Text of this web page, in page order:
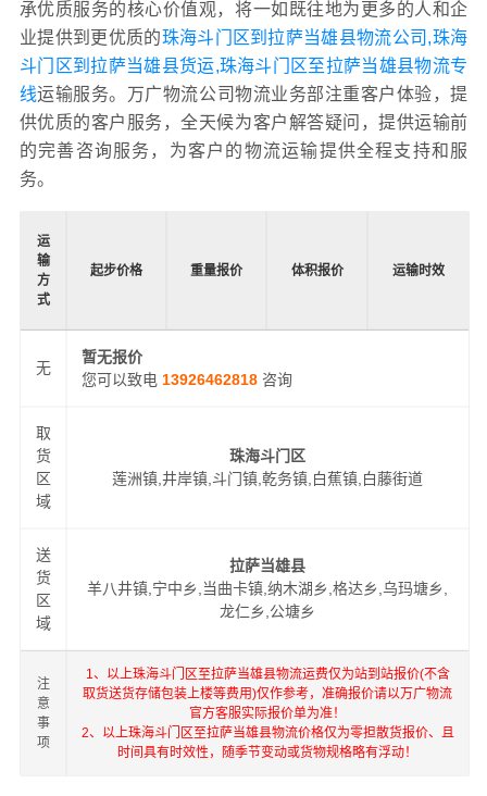
承优质服务的核心价值观，将一如既往地为更多的人和企
业提供到更优质的珠海斗门区到拉萨当雄县物流公司,珠海
斗门区到拉萨当雄县货运,珠海斗门区至拉萨当雄县物流专
线运输服务。万广物流公司物流业务部注重客户体验，提
供优质的客户服务，全天候为客户解答疑问，提供运输前
的完善咨询服务，为客户的物流运输提供全程支持和服
务。
运
输
方
式
起步价格 重量报价 体积报价 运输时效
无
暂无报价
您可以致电 13926462818 咨询
取
货
区
域
珠海斗门区
莲洲镇,井岸镇,斗门镇,乾务镇,白蕉镇,白藤街道
送
货
区
域
拉萨当雄县
羊八井镇,宁中乡,当曲卡镇,纳木湖乡,格达乡,乌玛塘乡,
龙仁乡,公塘乡
注
意
事
项
1、以上珠海斗门区至拉萨当雄县物流运费仅为站到站报价(不含
取货送货存储包装上楼等费用)仅作参考，准确报价请以万广物流
官方客服实际报价单为准！
2、以上珠海斗门区至拉萨当雄县物流价格仅为零担散货报价、且
时间具有时效性，随季节变动或货物规格略有浮动！